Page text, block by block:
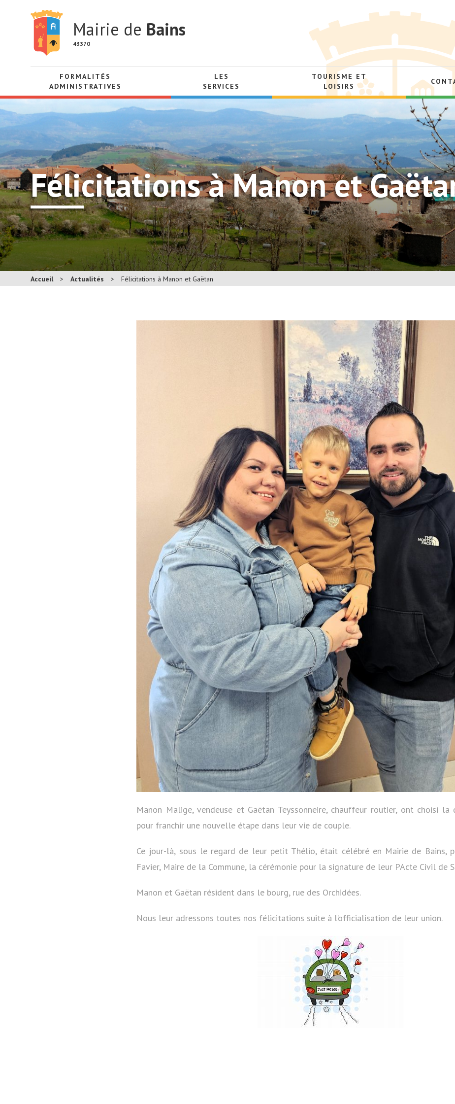
Mairie de Bains
43370
FORMALITÉS
ADMINISTRATIVES
LES
SERVICES
TOURISME ET
LOISIRS
Félicitations à Manon et
Accueil > Actualités > Félicitations à Manon et Gaëtan
Manon Malige, vendeuse et Gaëtan Teyssonneire, chauffeur routier, ont choisi
pour franchir une nouvelle étape dans leur vie de couple.
Ce jour-là, sous le regard de leur petit Thélio, était célébré en Mairie de Bains,
Favier, Maire de la Commune, la cérémonie pour la signature de leur PActe Civil de
Manon et Gaëtan résident dans le bourg, rue des Orchidées.
Nous leur adressons toutes nos félicitations suite à l’officialisation de leur union.